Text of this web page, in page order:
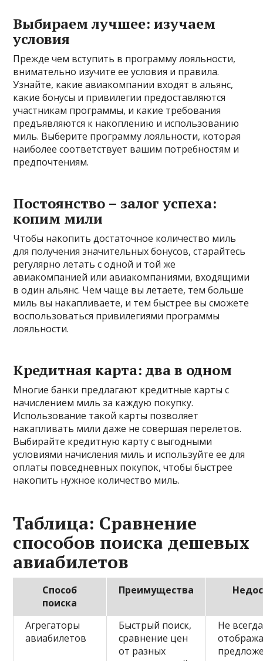
Выбираем лучшее: изучаем
условия
Прежде чем вступить в программу лояльности,
внимательно изучите ее условия и правила.
Узнайте, какие авиакомпании входят в альянс,
какие бонусы и привилегии предоставляются
участникам программы, и какие требования
предъявляются к накоплению и использованию
миль. Выберите программу лояльности, которая
наиболее соответствует вашим потребностям и
предпочтениям.
Постоянство – залог успеха:
копим мили
Чтобы накопить достаточное количество миль
для получения значительных бонусов, старайтесь
регулярно летать с одной и той же
авиакомпанией или авиакомпаниями, входящими
в один альянс. Чем чаще вы летаете, тем больше
миль вы накапливаете, и тем быстрее вы сможете
воспользоваться привилегиями программы
лояльности.
Кредитная карта: два в одном
Многие банки предлагают кредитные карты с
начислением миль за каждую покупку.
Использование такой карты позволяет
накапливать мили даже не совершая перелетов.
Выбирайте кредитную карту с выгодными
условиями начисления миль и используйте ее для
оплаты повседневных покупок, чтобы быстрее
накопить нужное количество миль.
Таблица: Сравнение
способов поиска дешевых
авиабилетов
Способ
поиска
Преимущества
Агрегаторы
авиабилетов
Быстрый поиск,
сравнение цен
от разных
Не всегда